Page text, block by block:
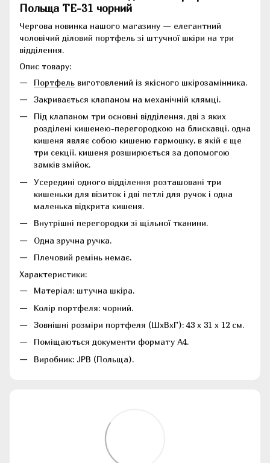
Польща TE-31 чорний
Чергова новинка нашого магазину — елегантний
чоловічий діловий портфель зі штучної шкіри на три
відділення.
Опис товару:
Портфель виготовлений із якісного шкірозамінника.
Закривається клапаном на механічній клямці.
Під клапаном три основні відділення, дві з яких
розділені кишенею-перегородкою на блискавці, одна
кишеня являє собою кишеню гармошку, в якій є ще
три секції, кишеня розширюється за допомогою
замків змійок.
Усередині одного відділення розташовані три
кишеньки для візиток і дві петлі для ручок і одна
маленька відкрита кишеня.
Внутрішні перегородки зі щільної тканини.
Одна зручна ручка.
Плечовий ремінь немає.
Характеристики:
Матеріал: штучна шкіра.
Колір портфеля: чорний.
Зовнішні розміри портфеля (ШхВхГ): 43 х 31 х 12 см.
Поміщаються документи формату А4.
Виробник: JPB (Польща).